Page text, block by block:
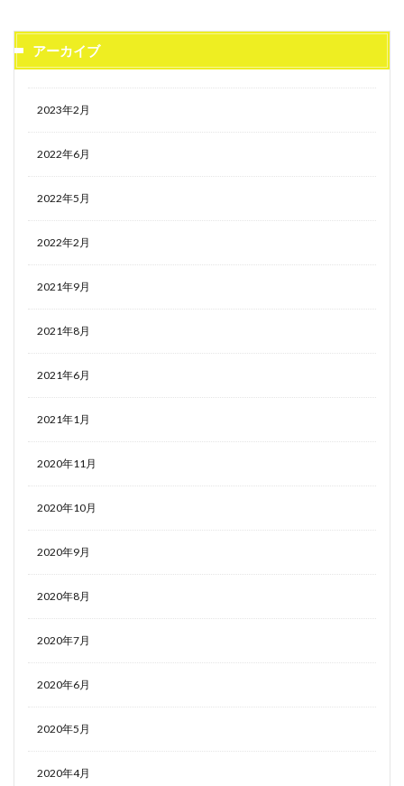
アーカイブ
2023年2月
2022年6月
2022年5月
2022年2月
2021年9月
2021年8月
2021年6月
2021年1月
2020年11月
2020年10月
2020年9月
2020年8月
2020年7月
2020年6月
2020年5月
2020年4月